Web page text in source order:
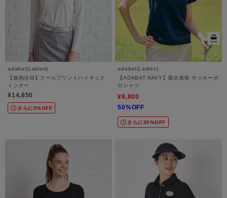
adabat(Ladies)
【放熱冷却】クールプリントハイネック
インナー
¥14,850
さらに5%OFF
adabat(Ladies)
【ADABAT NAVY】吸水速乾 サッカーポ
ロシャツ
¥8,800
50%OFF
さらに30%OFF